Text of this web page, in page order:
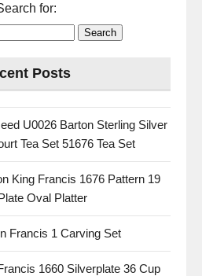
for:
Posts
U0026 Barton Sterling Silver
Tea Set 51676 Tea Set
King Francis 1676 Pattern 19
Oval Platter
Francis 1 Carving Set
1660 Silverplate 36 Cup